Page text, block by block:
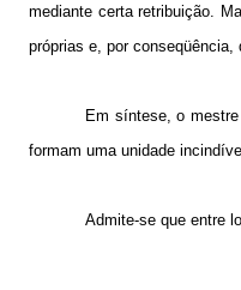
mediante certa retribuição.
próprias e, por
Em síntese, o
formam uma unidade
Admite-se que entre